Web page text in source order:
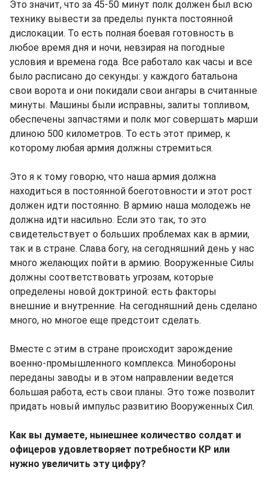
Это значит, что за 45-50 минут полк должен был всю
технику вывести за пределы пункта постоянной
дислокации. То есть полная боевая готовность в
любое время дня и ночи, невзирая на погодные
условия и времена года. Все работало как часы и все
было расписано до секунды: у каждого батальона
свои ворота и они покидали свои ангары в считанные
минуты. Машины были исправны, залиты топливом,
обеспечены запчастями и полк мог совершать марши
длиною 500 километров. То есть этот пример, к
которому любая армия должны стремиться.
Это я к тому говорю, что наша армия должна
находиться в постоянной боеготовности и этот рост
должен идти постоянно. В армию наша молодежь не
должна идти насильно. Если это так, то это
свидетельствует о больших проблемах как в армии,
так и в стране. Слава богу, на сегодняшний день у нас
много желающих пойти в армию. Вооруженные Силы
должны соответствовать угрозам, которые
определены новой доктриной: есть факторы
внешние и внутренние. На сегодняшний день сделано
много, но многое еще предстоит сделать.
Вместе с этим в стране происходит зарождение
военно-промышленного комплекса. Минобороны
переданы заводы и в этом направлении ведется
большая работа, есть свои планы. Это тоже позволит
придать новый импульс развитию Вооруженных Сил.
Как вы думаете, нынешнее количество солдат и
офицеров удовлетворяет потребности КР или
нужно увеличить эту цифру?